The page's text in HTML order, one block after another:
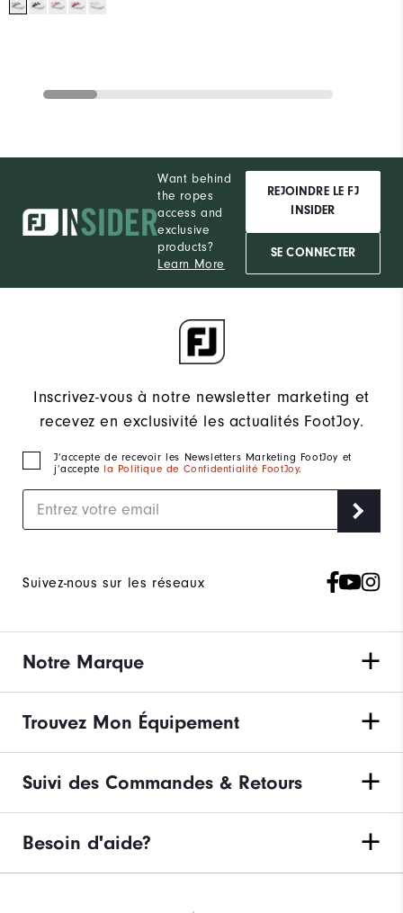
Want behind
the ropes
access and
exclusive
products?
Learn More
REJOINDRE LE FJ
INSIDER
SE CONNECTER
Inscrivez-vous à notre newsletter marketing et
recevez en exclusivité les actualités FootJoy.
J‘accepte de recevoir les Newsletters Marketing FootJoy et
j’accepte la Politique de Confidentialité FootJoy.
Suivez-nous sur les réseaux
Notre Marque
Trouvez Mon Équipement
Suivi des Commandes & Retours
Besoin d'aide?